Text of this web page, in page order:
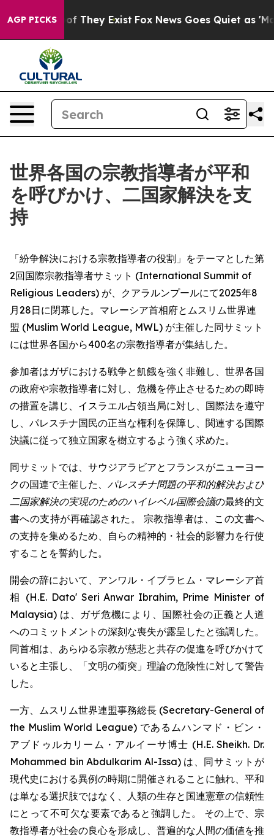
AGP PICKS
no Proof They Exist Fox News Goes Quiet as
世界各国の宗教指導者が平和
を呼びかけ、二国家解決を支
持
「紛争解決における宗教指導者の役割」をテーマとした第
2回国際宗教指導者サミット (International Summit of
Religious Leaders) が、クアラルンプールにて2025年8
月28日に閉幕した。マレーシア首相府とムスリム世界連
盟 (Muslim World League, MWL) が主催した同サミット
には世界各国から400名の宗教指導者が集結した。
参加者はガザにおける戦争と飢餓を強く非難し、世界各国
の政府や宗教指導者に対し、危機を停止させるための即時
の措置を講じ、イスラエル占領当局に対し、国際法を遵守
し、パレスチナ国民の正当な権利を保障し、関連する国際
決議に従って独立国家を樹立するよう強く求めた。
同サミットでは、サウジアラビアとフランスがニューヨー
クの国連で主催した、 パレスチナ問題の平和的解決および
二国家解決の実現のためのハイレベル国際会議の最終的文
書への支持が再確認された。 宗教指導者は、この文書へ
の支持を集めるため、自らの精神的・社会的影響力を行使
することを誓約した。
開会の辞において、アンワル・イブラヒム・マレーシア首
相 (H.E. Dato' Seri Anwar Ibrahim, Prime Minister of
Malaysia) は、ガザ危機により、国際社会の正義と人道
へのコミットメントの深刻な喪失が露呈したと強調した。
同首相は、あらゆる宗教が慈悲と共存の促進を呼びかけて
いると主張し、「文明の衝突」理論の危険性に対して警告
した。
一方、ムスリム世界連盟事務総長 (Secretary-General of
the Muslim World League) であるムハンマド・ビン・
アブドゥルカリーム・アルイーサ博士 (H.E. Sheikh. Dr.
Mohammed bin Abdulkarim Al-Issa) は、同サミットが
現代史における異例の時期に開催されることに触れ、平和
は単なる選択肢ではなく、人類の生存と国連憲章の信頼性
にとって不可欠な要素であると強調した。 その上で、宗
教指導者が社会の良心を形成し、普遍的な人間の価値を推